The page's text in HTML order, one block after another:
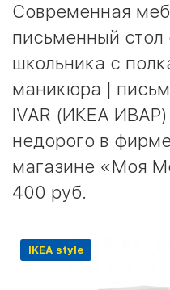
Современная
письменный
школьника с
маникюра |
IVAR (ИКЕА
недорого в
магазине «Моя
400 руб.
IKEA style